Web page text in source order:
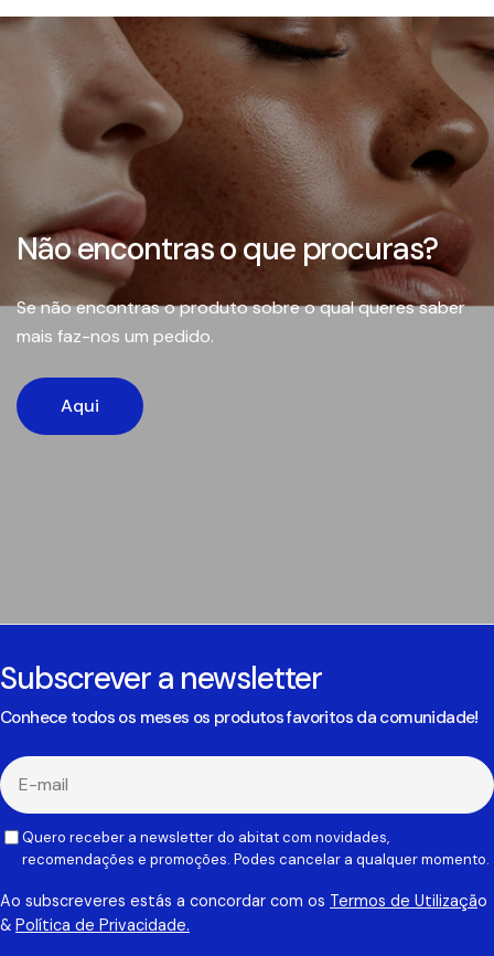
Não encontras o que procuras?
Se não encontras o produto sobre o qual queres saber
mais faz-nos um pedido.
Aqui
Subscrever a newsletter
Conhece todos os meses os produtos favoritos da comunidade!
E-
mail
Quero receber a newsletter do abitat com novidades,
recomendações e promoções. Podes cancelar a qualquer momento.
Ao subscreveres estás a concordar com os Termos de Utilização
& Política de Privacidade.